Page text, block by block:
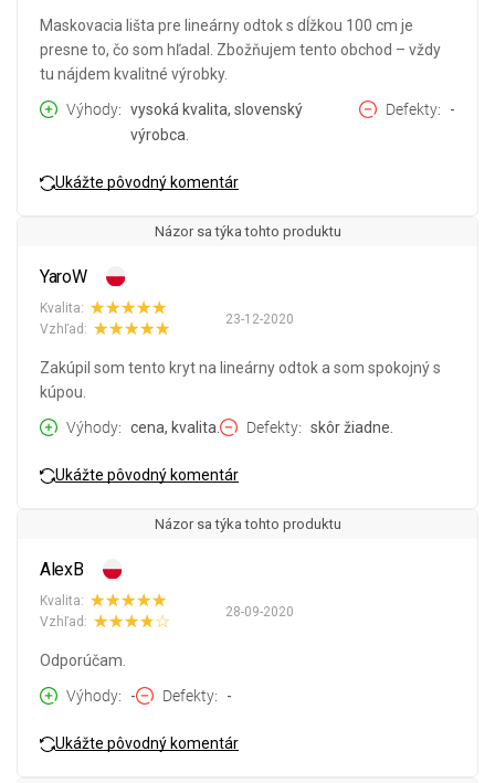
Maskovacia lišta pre lineárny odtok s dĺžkou 100 cm je
presne to, čo som hľadal. Zbožňujem tento obchod – vždy
tu nájdem kvalitné výrobky.
Výhody
vysoká kvalita, slovenský
výrobca.
Defekty -
Ukážte pôvodný komentár
Názor sa týka tohto produktu
YaroW
23-12-2020
Kvalita:
Vzhľad:
Zakúpil som tento kryt na lineárny odtok a som spokojný s
kúpou.
Výhody
cena, kvalita. Defekty skôr žiadne.
Ukážte pôvodný komentár
Názor sa týka tohto produktu
AlexB
28-09-2020
Kvalita:
Vzhľad:
Odporúčam.
Výhody
- Defekty -
Ukážte pôvodný komentár